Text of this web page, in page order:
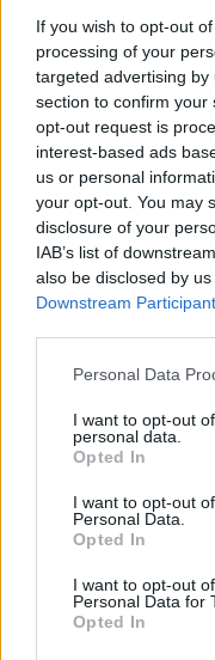
If you wish to opt-out
processing of your
targeted advertising
section to confirm your
opt-out request is
interest-based ads
us or personal
your opt-out. You may
disclosure of your
IAB’s list of
also be disclosed by
Downstream
Please note that this
not limited to your visit
grant or deny consent
use your data for
consent section.
Personal Data
I want to opt-out
personal data.
Opted In
I want to opt-out
Personal Data.
Opted In
I want to opt-out
Personal Data for
Opted In
közösségét?
Dráma
előadásáról
Háy János átirata